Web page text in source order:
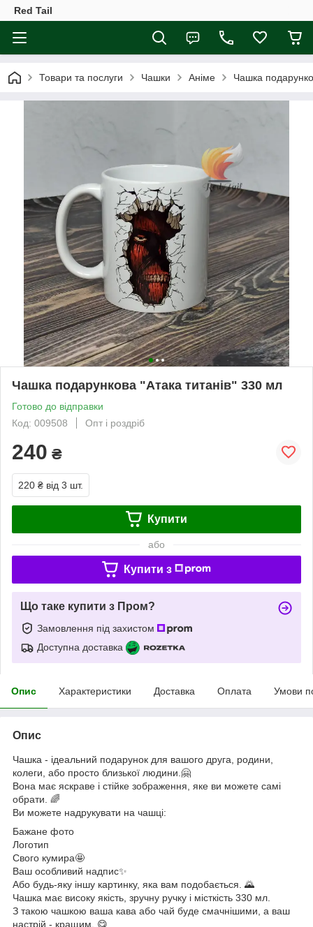
Red Tail
Товари та послуги Чашки Аніме Чашка
Чашка подарункова "Атака титанів" 330 мл
Готово до відправки
Код: 009508
Опт і роздріб
240 ₴
220 ₴ від 3 шт.
Купити
або
Купити з
Що таке купити з Пром?
Замовлення під захистом
Доступна доставка
Опис Характеристики Доставка Оплата Умови
Опис
Чашка - ідеальний подарунок для вашого друга, родини,
колеги, або просто близької людини.🤗
Вона має яскраве і стійке зображення, яке ви можете самі
обрати. 🌈
Ви можете надрукувати на чашці:
Бажане фото
Логотип
Свого кумира🤩
Ваш особливий надпис✨
Або будь-яку іншу картинку, яка вам подобається. 🌄
Чашка має високу якість, зручну ручку і місткість 330 мл.
З такою чашкою ваша кава або чай буде смачнішими, а ваш
настрій - кращим. 😋